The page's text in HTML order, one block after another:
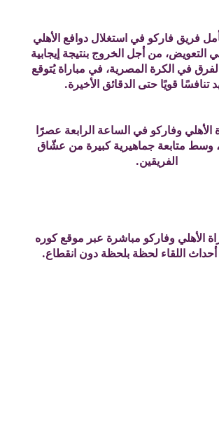
فريق فاركو في استغلال دوافع الأهلي
التعويض، من أجل الخروج بنتيجة إيجابية
في الكرة المصرية، في مباراة يُتوقع
تنافسًا قويًا حتى الدقائق الأخيرة.
الأهلي وفاركو في الساعة الرابعة عصرًا
وسط متابعة جماهيرية كبيرة من عشّاق
الفريقين.
الأهلي وفاركو مباشرة عبر موقع كوره